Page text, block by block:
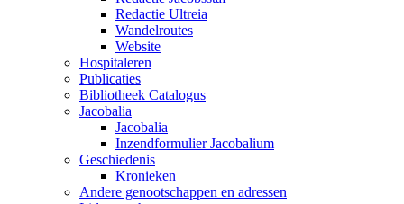
Redactie Ultreia
Wandelroutes
Website
Hospitaleren
Publicaties
Bibliotheek Catalogus
Jacobalia
Jacobalia
Inzendformulier Jacobalium
Geschiedenis
Kronieken
Andere genootschappen en adressen